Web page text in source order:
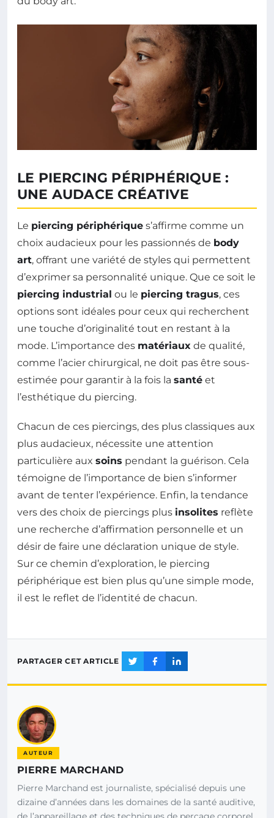
LE PIERCING PÉRIPHÉRIQUE :
UNE AUDACE CRÉATIVE
Le piercing périphérique s’affirme comme un
choix audacieux pour les passionnés de body
art, offrant une variété de styles qui permettent
d’exprimer sa personnalité unique. Que ce soit le
piercing industrial ou le piercing tragus, ces
options sont idéales pour ceux qui recherchent
une touche d’originalité tout en restant à la
mode. L’importance des matériaux de qualité,
comme l’acier chirurgical, ne doit pas être sous-
estimée pour garantir à la fois la santé et
l’esthétique du piercing.
Chacun de ces piercings, des plus classiques aux
plus audacieux, nécessite une attention
particulière aux soins pendant la guérison. Cela
témoigne de l’importance de bien s’informer
avant de tenter l’expérience. Enfin, la tendance
vers des choix de piercings plus insolites reflète
une recherche d’affirmation personnelle et un
désir de faire une déclaration unique de style.
Sur ce chemin d’exploration, le piercing
périphérique est bien plus qu’une simple mode,
il est le reflet de l’identité de chacun.
PARTAGER CET ARTICLE
AUTEUR
PIERRE MARCHAND
Pierre Marchand est journaliste, spécialisé depuis une
dizaine d’années dans les domaines de la santé auditive,